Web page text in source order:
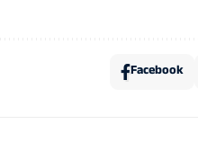
Facebook